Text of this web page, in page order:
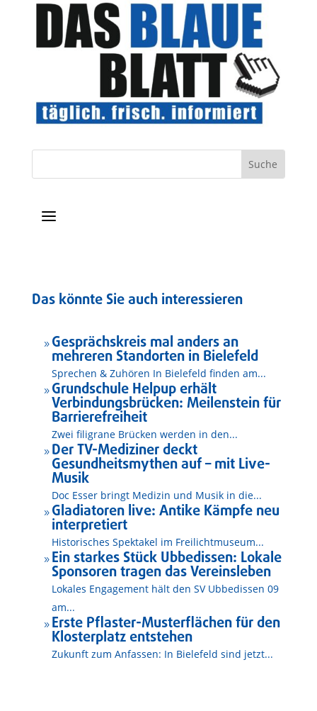
a
Das könnte Sie auch interessieren
9 Gesprächskreis mal anders an
mehreren Standorten in Bielefeld
Sprechen & Zuhören In Bielefeld finden am...
9 Grundschule Helpup erhält
Verbindungsbrücken: Meilenstein für
Barrierefreiheit
Zwei filigrane Brücken werden in den...
9 Der TV-Mediziner deckt
Gesundheitsmythen auf – mit Live-
Musik
Doc Esser bringt Medizin und Musik in die...
9 Gladiatoren live: Antike Kämpfe neu
interpretiert
Historisches Spektakel im Freilichtmuseum...
9 Ein starkes Stück Ubbedissen: Lokale
Sponsoren tragen das Vereinsleben
Lokales Engagement hält den SV Ubbedissen 09
am...
9 Erste Pflaster-Musterflächen für den
Klosterplatz entstehen
Zukunft zum Anfassen: In Bielefeld sind jetzt...